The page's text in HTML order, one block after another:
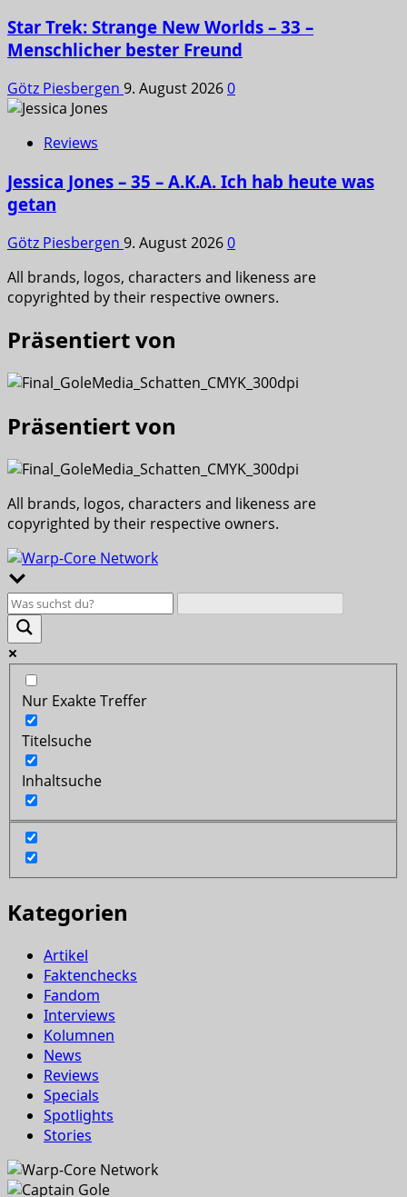
Star Trek: Strange New Worlds – 33 –
Menschlicher bester Freund
Götz Piesbergen 9. August 20260
Reviews
Jessica Jones – 35 – A.K.A. Ich hab heute was
getan
Götz Piesbergen 9. August 20260
All brands, logos, characters and likeness are
copyrighted by their respective owners.
Präsentiert von
Präsentiert von
All brands, logos, characters and likeness are
copyrighted by their respective owners.
Nur Exakte Treffer
Titelsuche
Inhaltsuche
Kategorien
Artikel
Faktenchecks
Fandom
Interviews
Kolumnen
News
Reviews
Specials
Spotlights
Stories